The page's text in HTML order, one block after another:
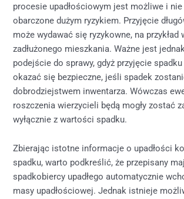
procesie upadłościowym jest możliwe i
obarczone dużym ryzykiem. Przyjęcie
może wydawać się ryzykowne, na przykład
zadłużonego mieszkania. Ważne jest
podejście do sprawy, gdyż przyjęcie spadku
okazać się bezpieczne, jeśli spadek
dobrodziejstwem inwentarza. Wówczas
roszczenia wierzycieli będą mogły zostać
wyłącznie z wartości spadku.
Zbierając istotne informacje o upadłości
spadku, warto podkreślić, że przepisany
spadkobiercy upadłego automatycznie
masy upadłościowej. Jednak istnieje